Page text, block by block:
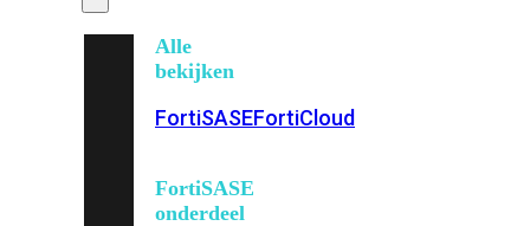
Alle
bekijken
FortiSASEFortiCloud
FortiSASE
onderdeel